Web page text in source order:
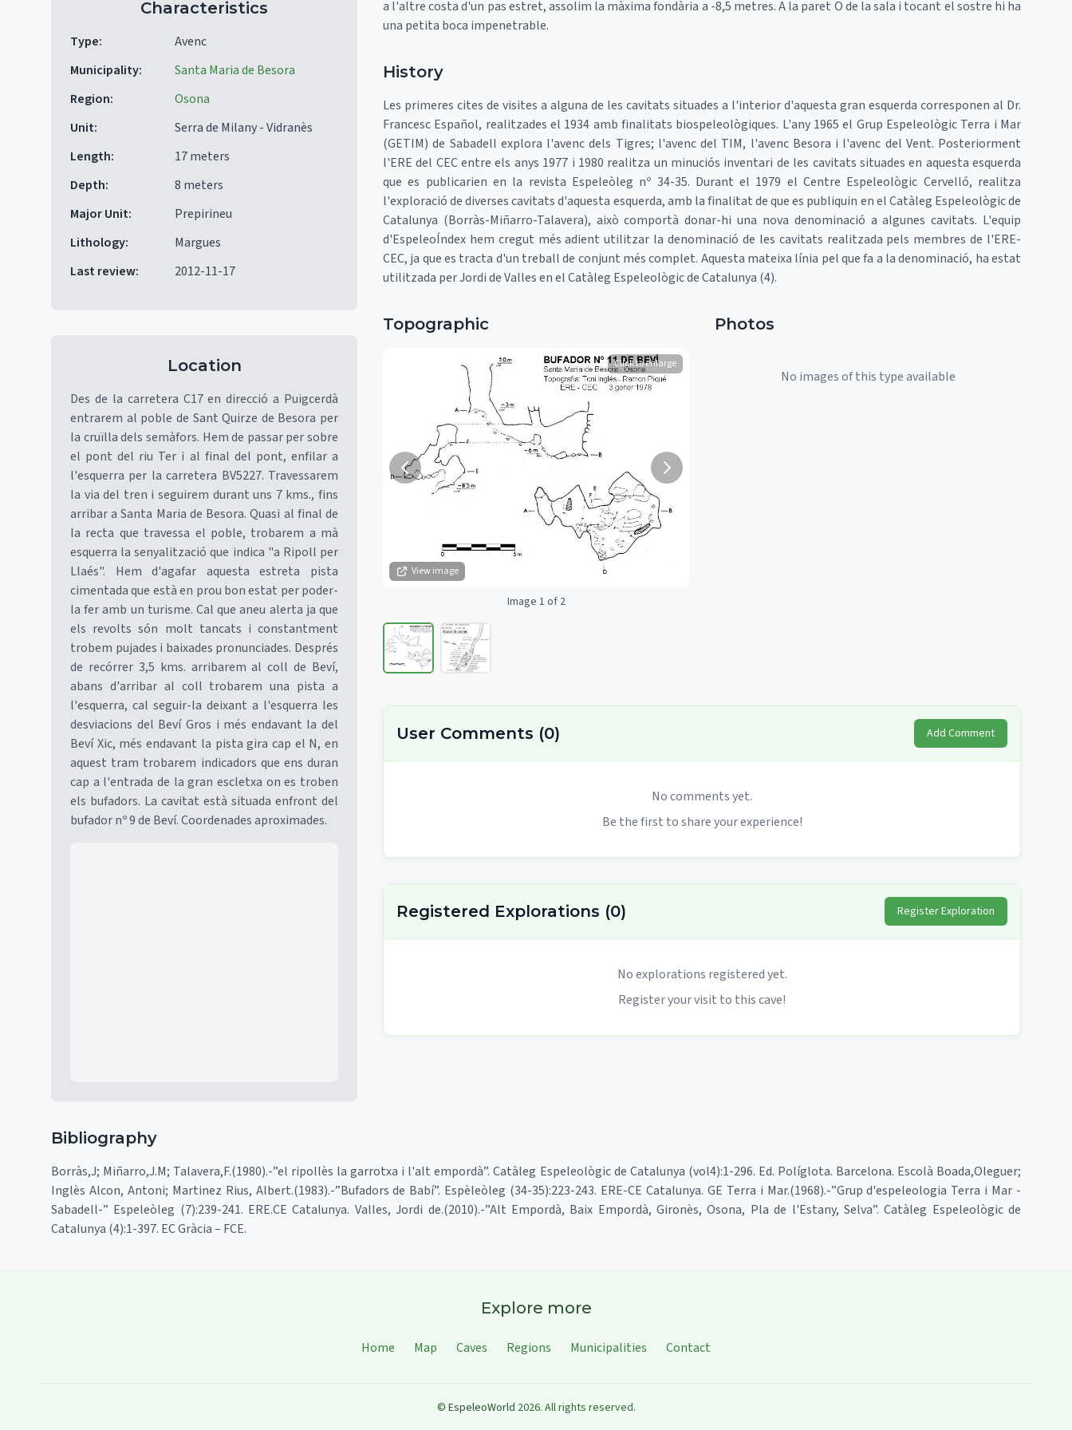
Characteristics
Type:
Avenc
Municipality:
Santa Maria de Besora
Region:
Osona
Unit:
Serra de Milany - Vidranès
Length:
17 meters
Depth:
8 meters
Major Unit:
Prepirineu
Lithology:
Margues
Last review: 2012-11-17
Location
Des de la carretera C17 en direcció a Puigcerdà
entrarem al poble de Sant Quirze de Besora per
la cruïlla dels semàfors. Hem de passar per sobre
el pont del riu Ter i al final del pont, enfilar a
l'esquerra per la carretera BV5227. Travessarem
la via del tren i seguirem durant uns 7 kms., fins
arribar a Santa Maria de Besora. Quasi al final de
la recta que travessa el poble, trobarem a mà
esquerra la senyalització que indica "a Ripoll per
Llaés". Hem d'agafar aquesta estreta pista
cimentada que està en prou bon estat per poder-
la fer amb un turisme. Cal que aneu alerta ja que
els revolts són molt tancats i constantment
trobem pujades i baixades pronunciades. Després
de recórrer 3,5 kms. arribarem al coll de Beví,
abans d'arribar al coll trobarem una pista a
l'esquerra, cal seguir-la deixant a l'esquerra les
desviacions del Beví Gros i més endavant la del
Beví Xic, més endavant la pista gira cap el N, en
aquest tram trobarem indicadors que ens duran
cap a l'entrada de la gran escletxa on es troben
els bufadors. La cavitat està situada enfront del
bufador nº 9 de Beví. Coordenades aproximades.
a l'altre costa d'un pas estret, assolim la màxima fondària a -8,5 metres. A la paret O de la sala i tocant el sostre hi ha
una petita boca impenetrable.
History
Les primeres cites de visites a alguna de les cavitats situades a l'interior d'aquesta gran esquerda corresponen al Dr.
Francesc Español, realitzades el 1934 amb finalitats biospeleològiques. L'any 1965 el Grup Espeleològic Terra i Mar
(GETIM) de Sabadell explora l'avenc dels Tigres; l'avenc del TIM, l'avenc Besora i l'avenc del Vent. Posteriorment
l'ERE del CEC entre els anys 1977 i 1980 realitza un minuciós inventari de les cavitats situades en aquesta esquerda
que es publicarien en la revista Espeleòleg nº 34-35. Durant el 1979 el Centre Espeleològic Cervelló, realitza
l'exploració de diverses cavitats d'aquesta esquerda, amb la finalitat de que es publiquin en el Catàleg Espeleològic de
Catalunya (Borràs-Miñarro-Talavera), això comportà donar-hi una nova denominació a algunes cavitats. L'equip
d'EspeleoÍndex hem cregut més adient utilitzar la denominació de les cavitats realitzada pels membres de l'ERE-
CEC, ja que es tracta d'un treball de conjunt més complet. Aquesta mateixa línia pel que fa a la denominació, ha estat
utilitzada per Jordi de Valles en el Catàleg Espeleològic de Catalunya (4).
Topographic
View image
Click to enlarge
Image 1 of 2
Photos
No images of this type available
User Comments (0) Add Comment
No comments yet.
Be the first to share your experience!
Registered Explorations (0) Register Exploration
No explorations registered yet.
Register your visit to this cave!
Bibliography
Borràs,J; Miñarro,J.M; Talavera,F.(1980).-”el ripollès la garrotxa i l'alt empordà”. Catàleg Espeleològic de Catalunya (vol4):1-296. Ed. Políglota. Barcelona. Escolà Boada,Oleguer;
Inglès Alcon, Antoni; Martinez Rius, Albert.(1983).-”Bufadors de Babí”. Espèleòleg (34-35):223-243. ERE-CE Catalunya. GE Terra i Mar.(1968).-”Grup d'espeleologia Terra i Mar -
Sabadell-” Espeleòleg (7):239-241. ERE.CE Catalunya. Valles, Jordi de.(2010).-”Alt Empordà, Baix Empordà, Gironès, Osona, Pla de l'Estany, Selva”. Catàleg Espeleològic de
Catalunya (4):1-397. EC Gràcia – FCE.
Explore more
Home Map Caves Regions Municipalities Contact
© EspeleoWorld 2026. All rights reserved.